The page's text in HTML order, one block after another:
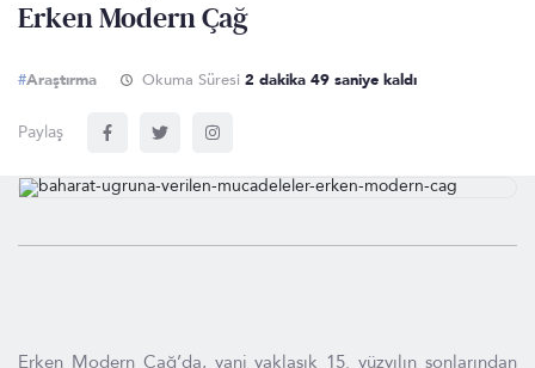
Erken Modern Çağ
#Araştırma Okuma Süresi 2 dakika 48 saniye kaldı
Paylaş
Erken Modern Çağ’da, yani yaklaşık 15. yüzyılın sonlarından